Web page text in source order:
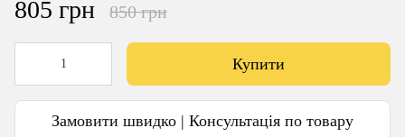
805 грн 850 грн
Купити
Замовити швидко | Консультація по товару